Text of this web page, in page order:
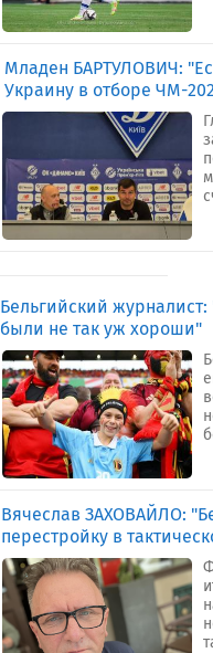
Младен БАРТУЛОВИЧ:
Украину в отборе ЧМ-
Бельгийский
были не так уж хороши"
Вячеслав ЗАХОВАЙЛО:
перестройку в